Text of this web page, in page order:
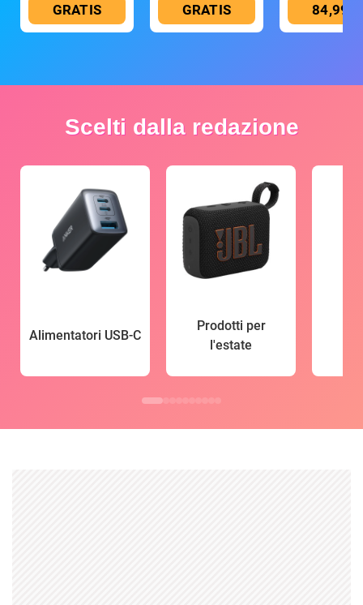
GRATIS GRATIS 84,99 €
Scelti dalla redazione
Alimentatori USB-C
Prodotti per
l'estate